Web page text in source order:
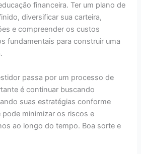
financeira. Ter um plano de
diversificar sua carteira,
e compreender os custos
fundamentais para construir uma
passa por um processo de
é continuar buscando
suas estratégias conforme
minimizar os riscos e
ao longo do tempo. Boa sorte e